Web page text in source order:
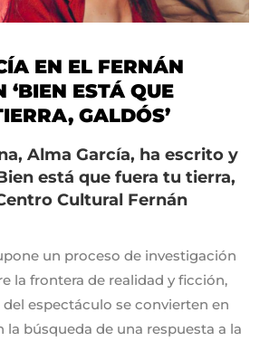
EN EL FERNÁN
‘BIEN ESTÁ QUE
GALDÓS’
Alma García, ha escrito y
está que fuera tu tierra,
Cultural Fernán
un proceso de investigación
la frontera de realidad y ficción,
espectáculo se convierten en
la búsqueda de una respuesta a la